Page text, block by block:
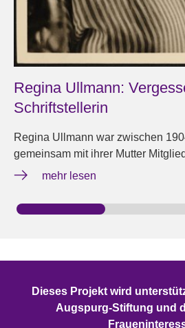
Regina Ullmann:
Schriftstellerin
Regina Ullmann war zwischen
gemeinsam mit ihrer Mutter
mehr lesen
Dieses Projekt wird
Augspurg-Stiftung und